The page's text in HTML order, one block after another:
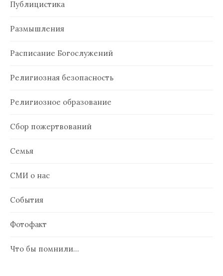
Публицистика
Размышления
Расписание Богослужений
Религиозная безопасность
Религиозное образование
Сбор пожертвований
Семья
СМИ о нас
События
Фотофакт
Что бы помнили…